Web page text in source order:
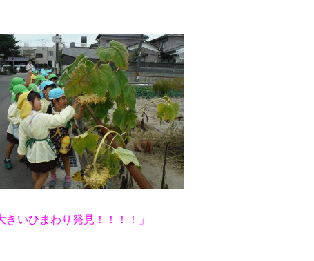
きいひまわり発見！！！！」